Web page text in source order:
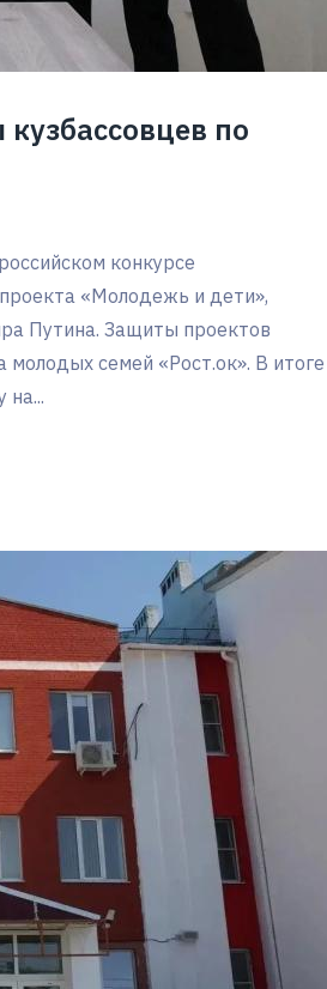
по
конкурсе
«Молодежь и дети»,
Путина. Защиты проектов
семей «Рост.ок». В итоге
на...